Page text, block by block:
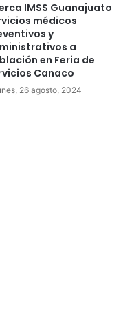
IMSS Guanajuato
médicos
y
a
en Feria de
Canaco
26 agosto, 2024